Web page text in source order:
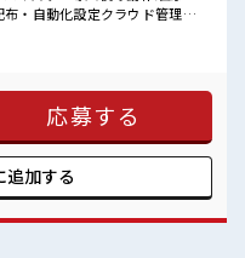
・自動化設定クラウド管理環
ラウド(Intune)管理へ移行リ
あっても大丈夫♪ 経験はちょ
分の時間も大切≫ 残業はほ
お願いすることもあります♪ ≪
と一緒にプライベート満喫！
福利厚生が整った派遣のお仕
集中♪ 残業はほとんどありま
応募する
追加する